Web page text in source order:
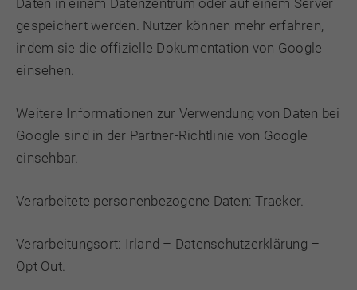
Daten in einem Datenzentrum oder auf einem Server
gespeichert werden. Nutzer können mehr erfahren,
indem sie die offizielle Dokumentation von Google
einsehen.
Weitere Informationen zur Verwendung von Daten bei
Google sind in der Partner-Richtlinie von Google
einsehbar.
Verarbeitete personenbezogene Daten: Tracker.
Verarbeitungsort: Irland – Datenschutzerklärung –
Opt Out.